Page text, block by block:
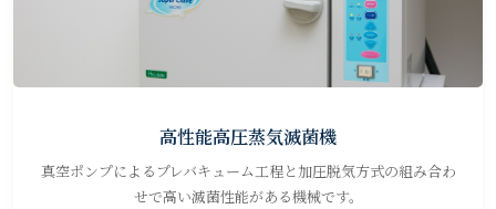
高性能高圧蒸気滅菌機
真空ポンプによるプレバキューム工程と加圧脱気方式の組み合わ
せで高い滅菌性能がある機械です。